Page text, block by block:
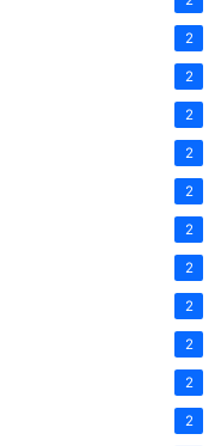
2
2
2
2
2
2
2
2
2
2
2